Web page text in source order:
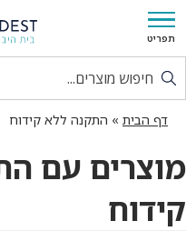
תפריט
דף הבית » התקנה ללא קידוח
מוצרים עם
קידוח